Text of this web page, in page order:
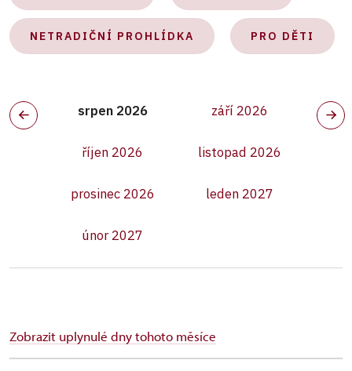
NETRADIČNÍ PROHLÍDKA PRO DĚTI
srpen 2026 září 2026
říjen 2026 listopad 2026
prosinec 2026 leden 2027
únor 2027
Zobrazit uplynulé dny tohoto měsíce